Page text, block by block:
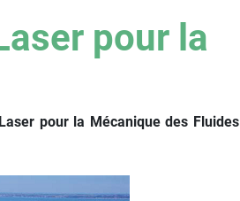
pour la
pour la Mécanique des Fluides